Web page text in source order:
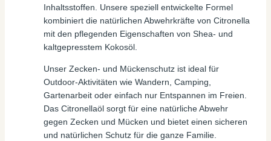
Inhaltsstoffen. Unsere speziell entwickelte Formel
kombiniert die natürlichen Abwehrkräfte von Citronella
mit den pflegenden Eigenschaften von Shea- und
kaltgepresstem Kokosöl.
Unser Zecken- und Mückenschutz ist ideal für
Outdoor-Aktivitäten wie Wandern, Camping,
Gartenarbeit oder einfach nur Entspannen im Freien.
Das Citronellaöl sorgt für eine natürliche Abwehr
gegen Zecken und Mücken und bietet einen sicheren
und natürlichen Schutz für die ganze Familie.